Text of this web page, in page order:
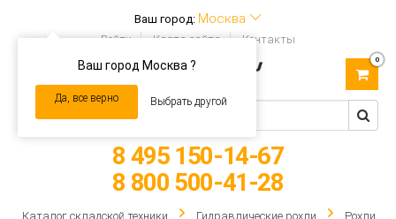
Ваш город: Москва
Ваш город Москва ?
Да, все верно Выбрать другой
Войти Карта сайта Контакты
navigation
0
8 495 150-14-67
8 800 500-41-28
Каталог складской техники Гидравлические рохли
Рохли